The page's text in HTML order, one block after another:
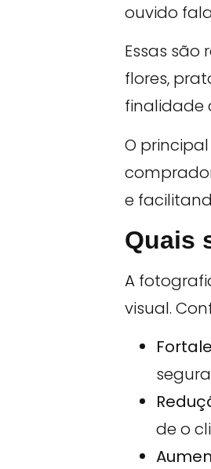
ouvido
Essas
flores,
finalidade
O
e
Quais
A
visual.
de o